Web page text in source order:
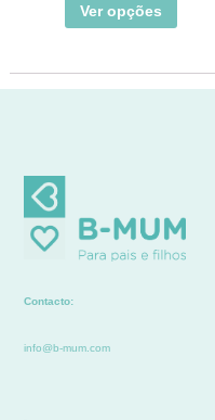
Ver opções
Contacto:
info@b-mum.com